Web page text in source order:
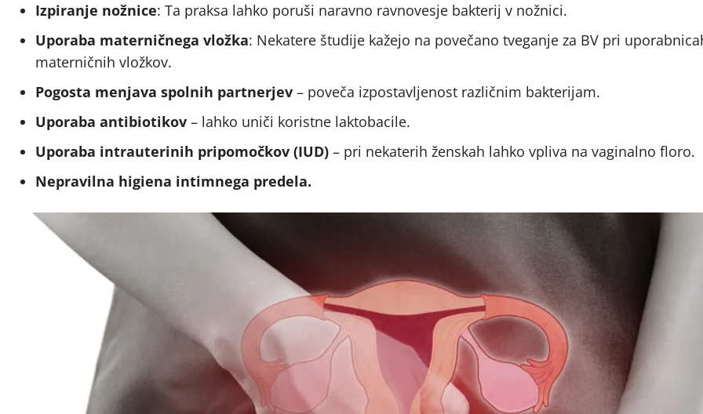
Izpiranje nožnice: Ta praksa lahko poruši naravno ravnovesje bakterij v nožnici.
Uporaba materničnega vložka: Nekatere študije kažejo na povečano tveganje za BV pri
materničnih vložkov.
Pogosta menjava spolnih partnerjev – poveča izpostavljenost različnim bakterijam.
Uporaba antibiotikov – lahko uniči koristne laktobacile.
Uporaba intrauterinih pripomočkov (IUD) – pri nekaterih ženskah lahko vpliva na vaginalno floro.
Nepravilna higiena intimnega predela.